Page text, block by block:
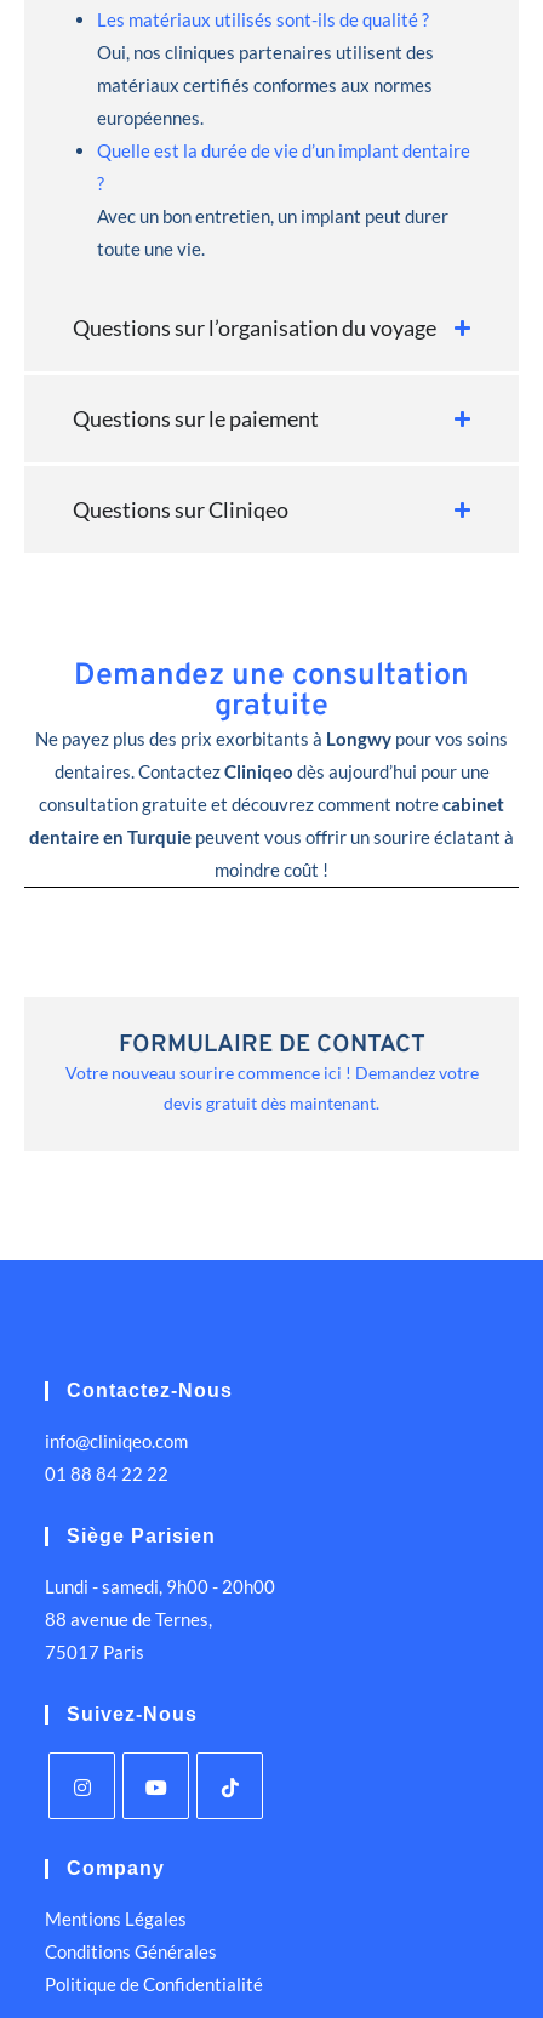
Les matériaux utilisés sont-ils de qualité ?
Oui, nos cliniques partenaires utilisent des
matériaux certifiés conformes aux normes
européennes.
Quelle est la durée de vie d’un implant dentaire
?
Avec un bon entretien, un implant peut durer
toute une vie.
Questions sur l’organisation du voyage
Questions sur le paiement
Questions sur Cliniqeo
Demandez une consultation
gratuite
Ne payez plus des prix exorbitants à Longwy pour vos soins
dentaires. ContactezCliniqeo dès aujourd’hui pour une
consultation gratuite et découvrez comment notrecabinet
dentaire en Turquie peuvent vous offrir un sourire éclatant à
moindre coût !
FORMULAIRE DE CONTACT
Votre nouveau sourire commence ici ! Demandez votre
devis gratuit dès maintenant.
Contactez-Nous
info@cliniqeo.com
01 88 84 22 22
Siège Parisien
Lundi - samedi, 9h00 - 20h00
88 avenue de Ternes,
75017 Paris
Suivez-Nous
Company
Mentions Légales
Conditions Générales
Politique de Confidentialité